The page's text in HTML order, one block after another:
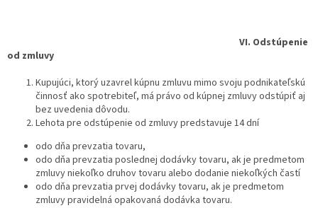
VI. Odstúpenie
od zmluvy
Kupujúci, ktorý uzavrel kúpnu zmluvu mimo svoju podnikateľskú
činnosť ako spotrebiteľ, má právo od kúpnej zmluvy odstúpiť aj
bez uvedenia dôvodu.
Lehota pre odstúpenie od zmluvy predstavuje 14 dní
odo dňa prevzatia tovaru,
odo dňa prevzatia poslednej dodávky tovaru, ak je predmetom
zmluvy niekoľko druhov tovaru alebo dodanie niekoľkých častí
odo dňa prevzatia prvej dodávky tovaru, ak je predmetom
zmluvy pravidelná opakovaná dodávka tovaru.